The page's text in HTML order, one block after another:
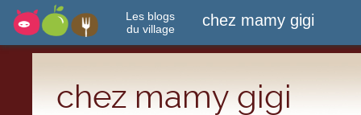
Les blogs
du village
chez mamy gigi
chez mamy gigi